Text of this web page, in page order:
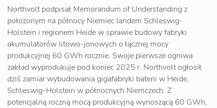
Northvolt podpisał Memorandum of Understanding z
położonym na północy Niemiec landem Schleswig-
Holstein i regionem Heide w sprawie budowy fabryki
akumulatorów litowo-jonowych o łącznej mocy
produkcyjnej 60 GWh rocznie. Swoje pierwsze ogniwa
zakład wyprodukuje pod koniec 2025 r. Northvolt ogłosił
dziś zamiar wybudowania gigafabryki baterii w Heide,
Schleswig-Holstein w północnych Niemczech. Z
potencjalną roczną mocą produkcyjną wynoszącą 60 GWh,